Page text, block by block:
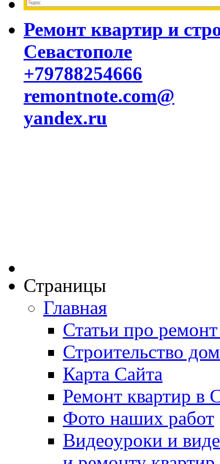
Ремонт квартир и
Севастополе
+79788254666
remontnote.com@
yandex.ru
Страницы
Главная
Статьи про
Строительство
Карта Сайта
Ремонт квартир в
Фото наших работ
Видеоуроки и